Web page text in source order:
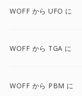
WOFF から UFO に
WOFF から TGA に
WOFF から PBM に